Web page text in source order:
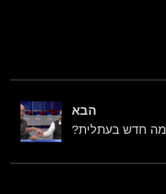
הבא
מה חדש בעתלית?